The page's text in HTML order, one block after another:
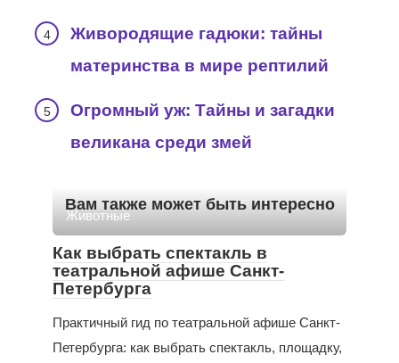
Живородящие гадюки: тайны
материнства в мире рептилий
Огромный уж: Тайны и загадки
великана среди змей
Вам также может быть интересно
Животные
Как выбрать спектакль в
театральной афише Санкт-
Петербурга
Практичный гид по театральной афише Санкт-
Петербурга: как выбрать спектакль, площадку,